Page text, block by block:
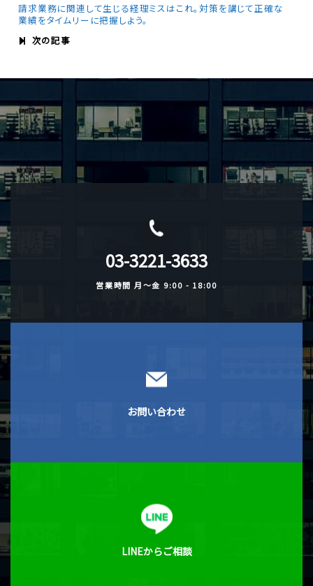
次の記事
請求業務に関連して生じる経理ミスはこれ。対策を講じて正確な
業績をタイムリーに把握しよう。
03-3221-3633
営業時間 月〜金 9:00 - 18:00
お問い合わせ
LINEからご相談